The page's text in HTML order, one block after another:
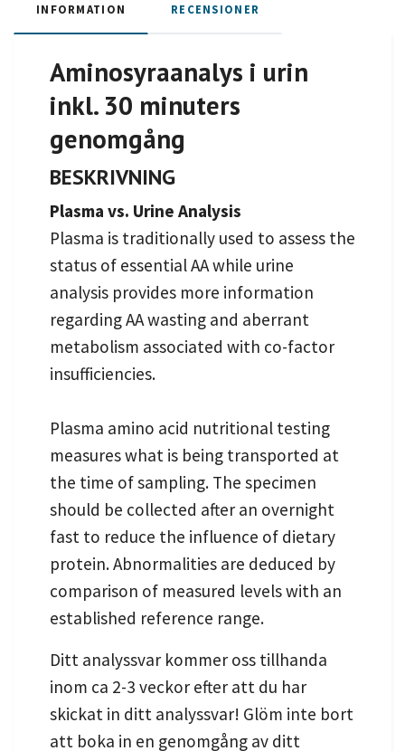
INFORMATION RECENSIONER
Aminosyraanalys i urin
inkl. 30 minuters
genomgång
BESKRIVNING
Plasma vs. Urine Analysis
Plasma is traditionally used to assess the
status of essential AA while urine
analysis provides more information
regarding AA wasting and aberrant
metabolism associated with co-factor
insufficiencies.
Plasma amino acid nutritional testing
measures what is being transported at
the time of sampling. The specimen
should be collected after an overnight
fast to reduce the influence of dietary
protein. Abnormalities are deduced by
comparison of measured levels with an
established reference range.
Ditt analyssvar kommer oss tillhanda
inom ca 2-3 veckor efter att du har
skickat in ditt analyssvar! Glöm inte bort
att boka in en genomgång av ditt